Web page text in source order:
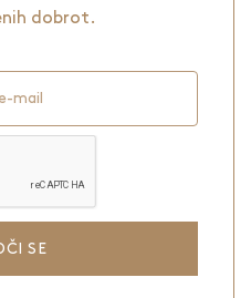
dobrot.
mail
SE